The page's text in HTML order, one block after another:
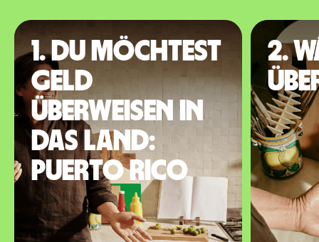
1. Du möchtest
Geld
überweisen in
das Land:
Puerto Rico
2.